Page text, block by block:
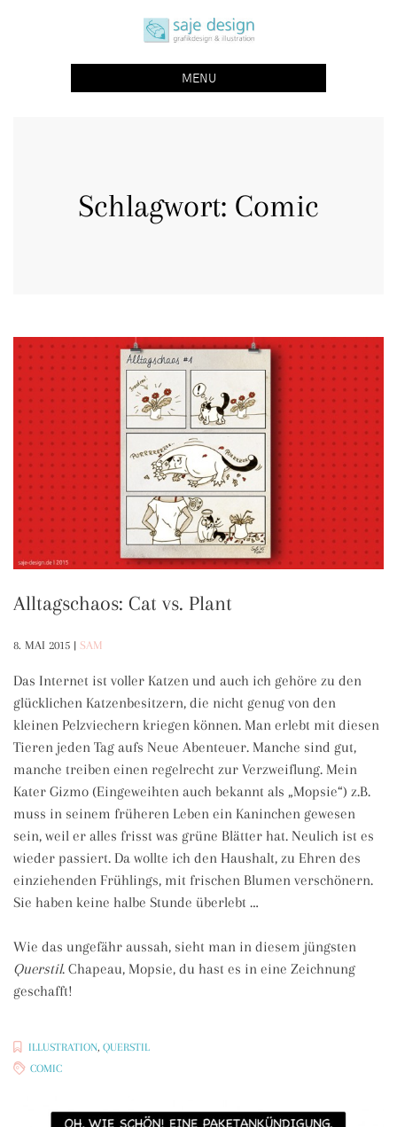
saje design bonn
grafikdesign | buchgestaltung | illustration
MENU
Schlagwort: Comic
Alltagschaos: Cat vs. Plant
8. MAI 2015 | SAM
Das Internet ist voller Katzen und auch ich gehöre zu den
glücklichen Katzenbesitzern, die nicht genug von den
kleinen Pelzviechern kriegen können. Man erlebt mit diesen
Tieren jeden Tag aufs Neue Abenteuer. Manche sind gut,
manche treiben einen regelrecht zur Verzweiflung. Mein
Kater Gizmo (Eingeweihten auch bekannt als „Mopsie“) z.B.
muss in seinem früheren Leben ein Kaninchen gewesen
sein, weil er alles frisst was grüne Blätter hat. Neulich ist es
wieder passiert. Da wollte ich den Haushalt, zu Ehren des
einziehenden Frühlings, mit frischen Blumen verschönern.
Sie haben keine halbe Stunde überlebt …
Wie das ungefähr aussah, sieht man in diesem jüngsten
Querstil. Chapeau, Mopsie, du hast es in eine Zeichnung
geschafft!
ILLUSTRATION, QUERSTIL
COMIC